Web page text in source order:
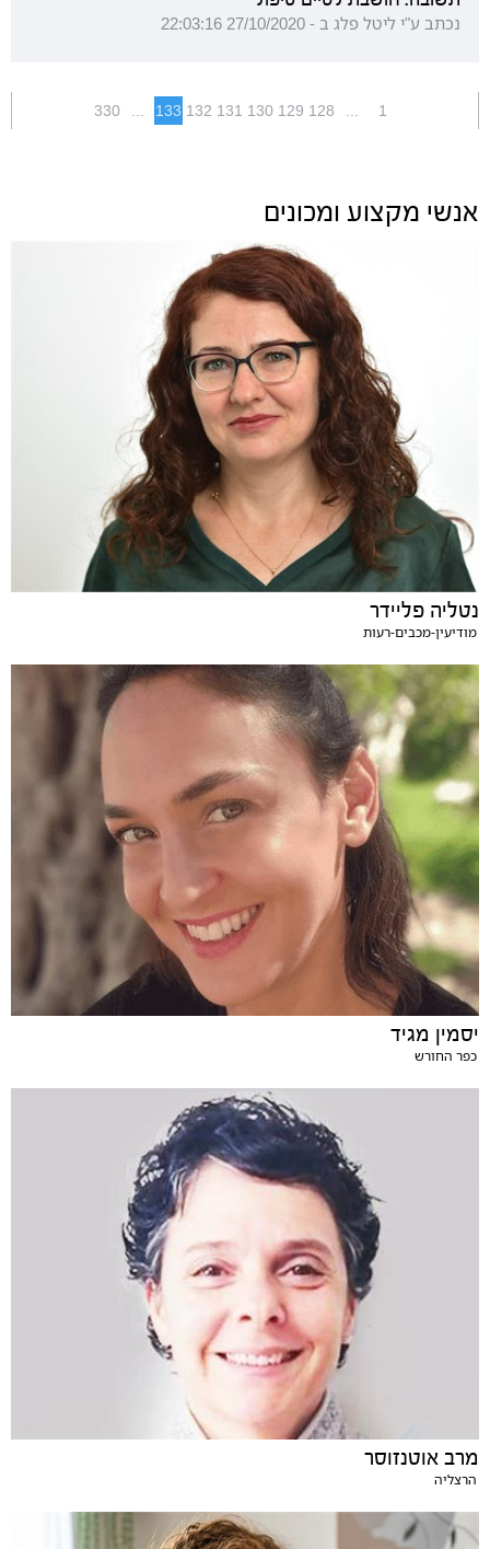
נכתב ע"י ליטל פלג ב - 27/10/2020 22:03:16
1
...
128
129
130
131
132
133
...
330
אנשי מקצוע ומכונים
נטליה פליידר
מודיעין-מכבים-רעות
יסמין מגיד
כפר החורש
מרב אוטנזוסר
הרצליה